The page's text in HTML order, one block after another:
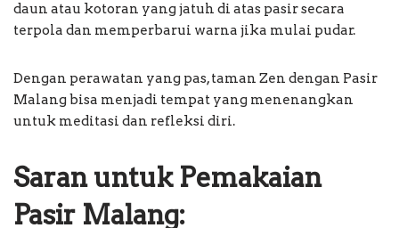
daun atau kotoran yang jatuh di atas pasir secara
terpola dan memperbarui warna jika mulai pudar.
Dengan perawatan yang pas, taman Zen dengan Pasir
Malang bisa menjadi tempat yang menenangkan
untuk meditasi dan refleksi diri.
Saran untuk Pemakaian
Pasir Malang: